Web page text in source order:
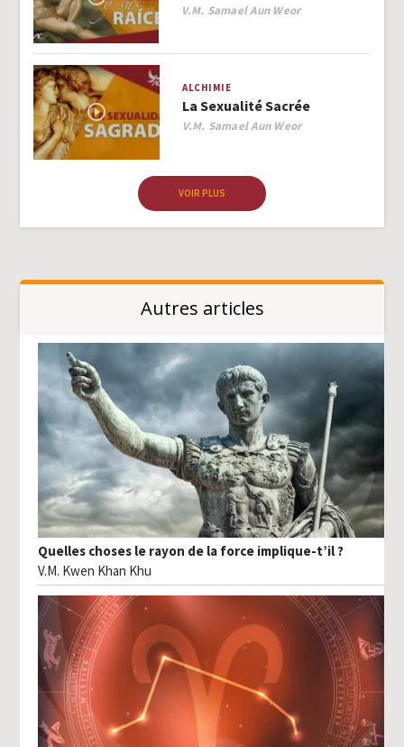
Author
V.M. Samael Aun Weor
ALCHIMIE
La Sexualité Sacrée
Author
V.M. Samael Aun Weor
VOIR PLUS
Autres articles
Quelles choses le rayon de la force implique-t’il ?
V.M. Kwen Khan Khu